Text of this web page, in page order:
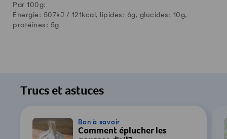
Par 100g:
Énergie: 507kJ / 121 kcal, lipides: 6g, glucides: 10g,
protéines: 5g
Trucs et astuces
Bon à savoir
Comment éplucher les